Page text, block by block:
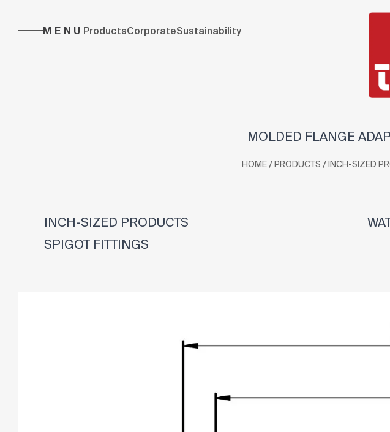
MENU ProductsCorporateSustainability
MOLDED FLANGE
HOME/PRODUCTS /INCH-SIZED
INCH-SIZED PRODUCTS
SPIGOT FITTINGS